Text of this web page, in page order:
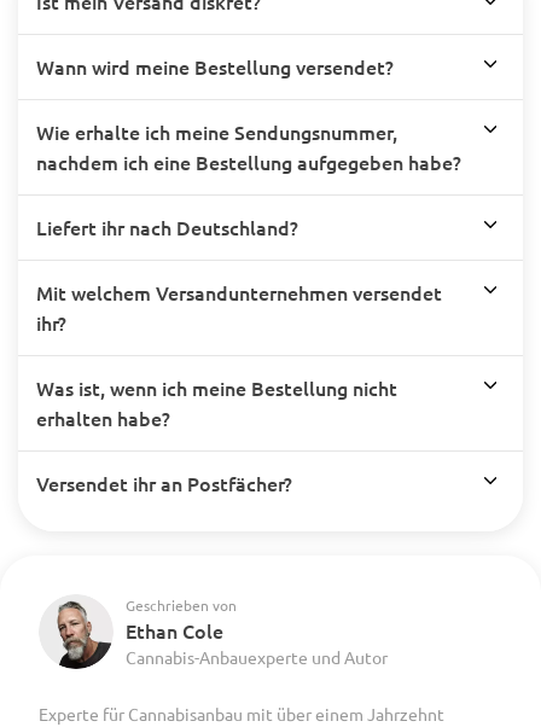
Wann wird meine Bestellung versendet?
Wie erhalte ich meine Sendungsnummer,
nachdem ich eine Bestellung aufgegeben habe?
Liefert ihr nach Deutschland?
Mit welchem Versandunternehmen versendet
ihr?
Was ist, wenn ich meine Bestellung nicht
erhalten habe?
Versendet ihr an Postfächer?
Geschrieben von
Ethan Cole
Cannabis-Anbauexperte und Autor
Experte für Cannabisanbau mit über einem Jahrzehnt